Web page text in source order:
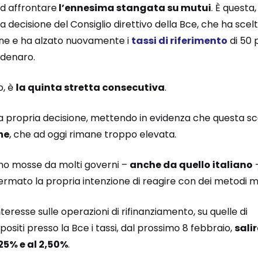
affrontarel’ennesima stangata su mutui. È
decisione del Consiglio direttivo della Bce, che ha
e ha alzato nuovamente i tassi di riferimento di 50
è la quinta stretta consecutiva.
propria decisione, mettendo in evidenza che questa
, che ad oggi rimane troppo elevata.
mosse da molti governi – anche da quello italiano
la propria intenzione di reagire con dei metodi
sulle operazioni di rifinanziamento, su quelle di
presso la Bce i tassi, dal prossimo 8 febbraio,
e al 2,50%.